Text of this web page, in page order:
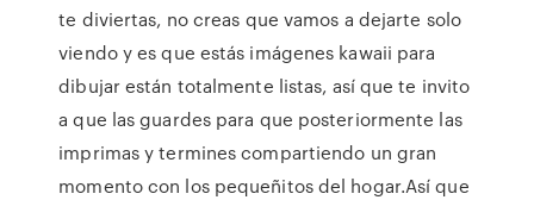
te diviertas, no creas que vamos a dejarte solo
viendo y es que estás imágenes kawaii para
dibujar están totalmente listas, así que te invito
a que las guardes para que posteriormente las
imprimas y termines compartiendo un gran
momento con los pequeñitos del hogar.Así que